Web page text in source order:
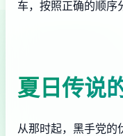
车，按照正确的顺序
夏日传说
从那时起，黑手党的